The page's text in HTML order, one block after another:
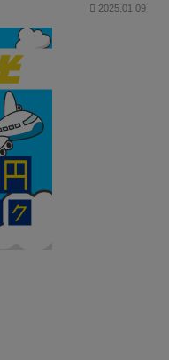
2025.01.09